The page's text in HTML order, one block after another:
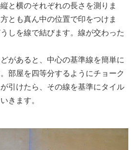
と横のそれぞれの長さを測りま
とも真ん中の位置で印をつけま
しを線で結びます。線が交わった
があると、中心の基準線を簡単に
部屋を四等分するようにチョーク
引けたら、その線を基準にタイル
きます。